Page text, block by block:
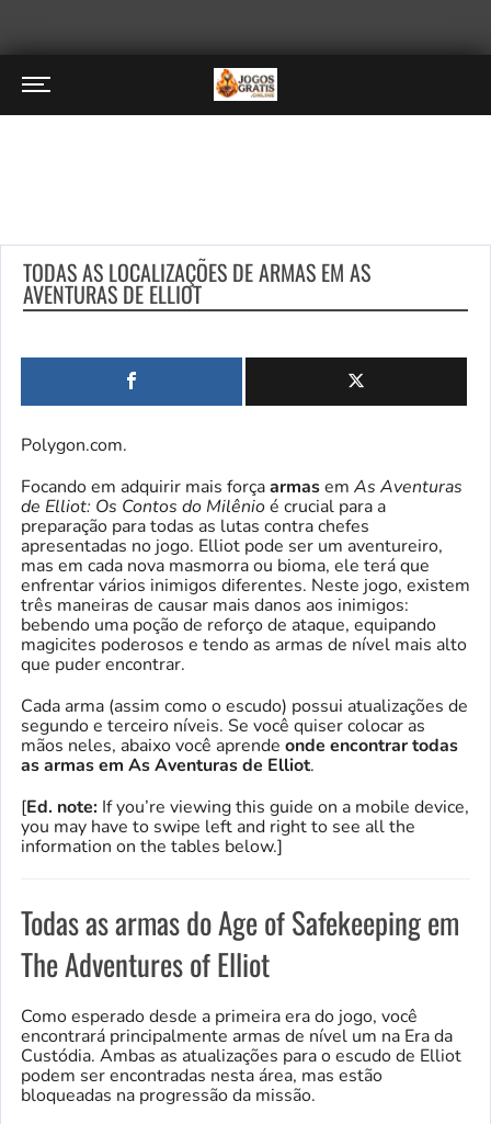
TODAS AS LOCALIZAÇÕES DE ARMAS EM AS
AVENTURAS DE ELLIOT
Polygon.com.
Focando em adquirir mais forçaarmasem As Aventuras
de Elliot: Os Contos do Milênioé crucial para a
preparação para todas as lutas contra chefes
apresentadas no jogo. Elliot pode ser um aventureiro,
mas em cada nova masmorra ou bioma, ele terá que
enfrentar vários inimigos diferentes. Neste jogo, existem
três maneiras de causar mais danos aos inimigos:
bebendo uma poção de reforço de ataque, equipando
magicites poderosos e tendo as armas de nível mais alto
que puder encontrar.
Cada arma (assim como o escudo) possui atualizações de
segundo e terceiro níveis. Se você quiser colocar as
mãos neles, abaixo você aprende onde encontrar todas
as armas em As Aventuras de Elliot.
[Ed. note: If you’re viewing this guide on a mobile device,
you may have to swipe left and right to see all the
information on the tables below.]
Todas as armas do Age of Safekeeping em
The Adventures of Elliot
Como esperado desde a primeira era do jogo, você
encontrará principalmente armas de nível um na Era da
Custódia. Ambas as atualizações para o escudo de Elliot
podem ser encontradas nesta área, mas estão
bloqueadas na progressão da missão.